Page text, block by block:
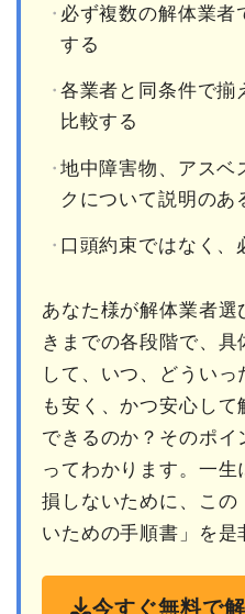
必ず複数の解体業者
する
各業者と同条件で揃
比較する
地中障害物、アスベ
クについて説明のあ
口頭約束ではなく、
あなた様が解体業者
きまでの各段階で、
して、いつ、どうい
も安く、かつ安心し
できるのか？そのポ
ってわかります。一
損しないために、この
いための手順書」を是
今すぐ無料で